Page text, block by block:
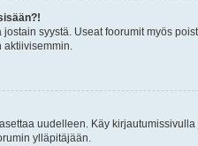
syystä. Useat foorumit myös
uudelleen. Käy kirjautumissivulla
ylläpitäjään.